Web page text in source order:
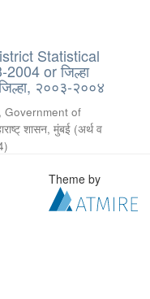
Statistical
or जिल्हा
२००३-२००४
Government of
शासन, मुंबई (अर्थ व
)
Theme by